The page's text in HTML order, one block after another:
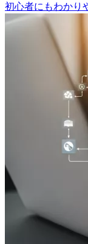
初心者にもわかり